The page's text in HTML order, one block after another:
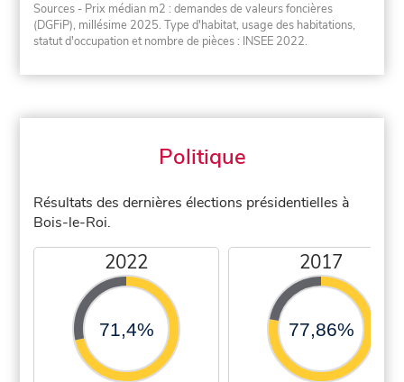
Sources - Prix médian m2 : demandes de valeurs foncières
(DGFiP), millésime 2025. Type d'habitat, usage des habitations,
statut d'occupation et nombre de pièces : INSEE 2022.
Politique
Résultats des dernières élections présidentielles à
Bois-le-Roi.
2022
71,4%
2017
77,86%